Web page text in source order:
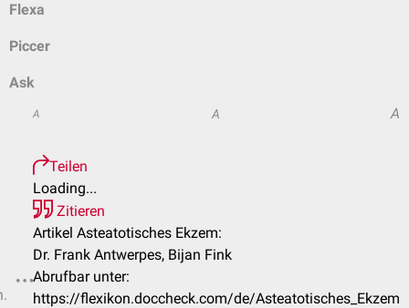
Flexa
Piccer
Ask
A A A
Teilen
Loading...
Zitieren
Artikel Asteatotisches Ekzem:
Dr. Frank Antwerpes, Bijan Fink
Abrufbar unter:
https://flexikon.doccheck.com/de/Asteatotisches_Ekzem